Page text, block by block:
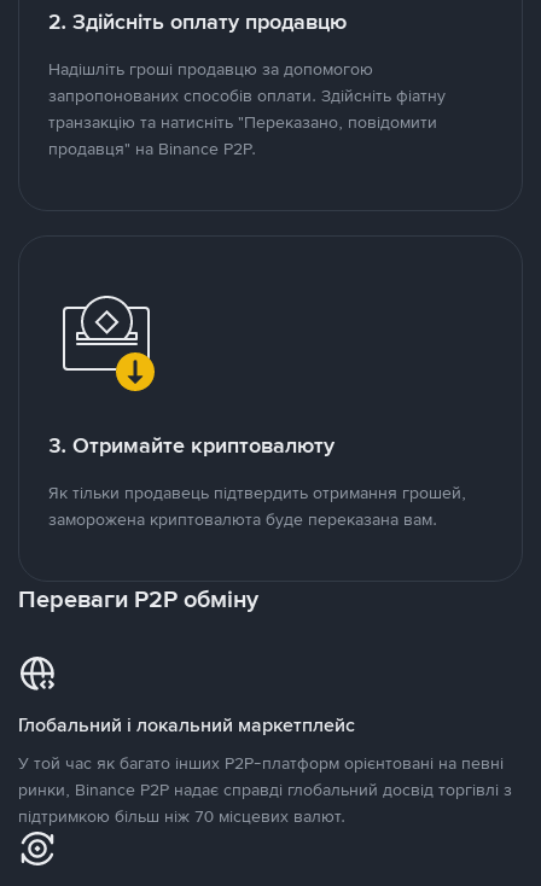
2. Здійсніть оплату продавцю
Надішліть гроші продавцю за допомогою
запропонованих способів оплати. Здійсніть фіатну
транзакцію та натисніть "Переказано, повідомити
продавця" на Binance P2P.
3. Отримайте криптовалюту
Як тільки продавець підтвердить отримання грошей,
заморожена криптовалюта буде переказана вам.
Переваги P2P обміну
Глобальний і локальний маркетплейс
У той час як багато інших P2P-платформ орієнтовані на певні
ринки, Binance P2P надає справді глобальний досвід торгівлі з
підтримкою більш ніж 70 місцевих валют.